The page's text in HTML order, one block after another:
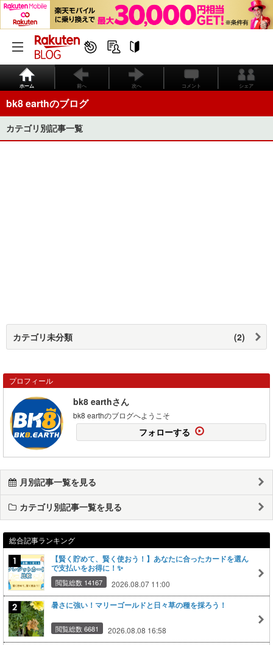
ホーム 前へ 次へ コメント シェア
bk8 earthのブログ
カテゴリ別記事一覧
カテゴリ未分類 (2)
プロフィール
bk8 earthさん
bk8 earthのブログへようこそ
フォローする
月別記事一覧を見る
カテゴリ別記事一覧を見る
総合記事ランキング
【賢く貯めて、賢く使おう！】あなたに合ったカードを選ん
で支払いをお得に！✨
閲覧総数 14167 2026.08.07 11:00
暑さに強い！マリーゴールドと日々草の種を採ろう！
閲覧総数 6681 2026.08.08 16:58